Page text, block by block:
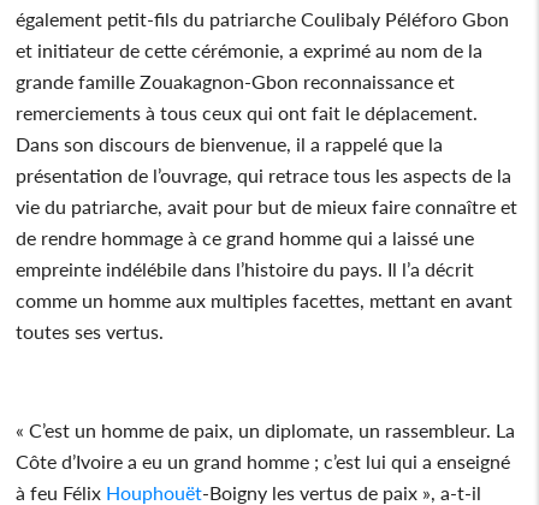
également petit-fils du patriarche Coulibaly Péléforo Gbon
et initiateur de cette cérémonie, a exprimé au nom de la
grande famille Zouakagnon-Gbon reconnaissance et
remerciements à tous ceux qui ont fait le déplacement.
Dans son discours de bienvenue, il a rappelé que la
présentation de l’ouvrage, qui retrace tous les aspects de la
vie du patriarche, avait pour but de mieux faire connaître et
de rendre hommage à ce grand homme qui a laissé une
empreinte indélébile dans l’histoire du pays. Il l’a décrit
comme un homme aux multiples facettes, mettant en avant
toutes ses vertus.
« C’est un homme de paix, un diplomate, un rassembleur. La
Côte d’Ivoire a eu un grand homme ; c’est lui qui a enseigné
à feu Félix Houphouët-Boigny les vertus de paix », a-t-il